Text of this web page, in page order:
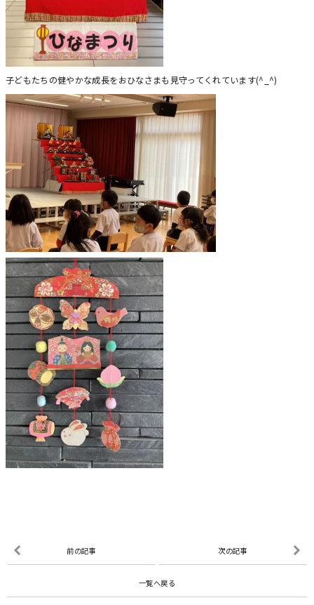
子どもたちの健やかな成長をおひなさまも見守ってくれています(^_^)
前の記事 次の記事
一覧へ戻る